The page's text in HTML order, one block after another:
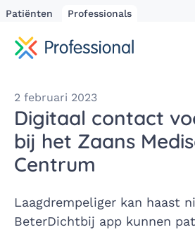
Patiënten Professionals
2 februari 2023
Digitaal contact
bij het Zaans
Centrum
Laagdrempeliger kan haast
BeterDichtbij app kunnen